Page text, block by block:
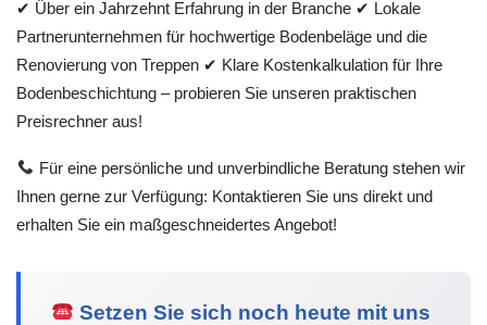
✔ Über ein Jahrzehnt Erfahrung in der Branche ✔ Lokale
Partnerunternehmen für hochwertige Bodenbeläge und die
Renovierung von Treppen ✔ Klare Kostenkalkulation für Ihre
Bodenbeschichtung – probieren Sie unseren praktischen
Preisrechner aus!
Für eine persönliche und unverbindliche Beratung stehen wir
Ihnen gerne zur Verfügung: Kontaktieren Sie uns direkt und
erhalten Sie ein maßgeschneidertes Angebot!
Setzen Sie sich noch heute mit uns